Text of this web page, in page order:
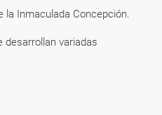
Inmaculada Concepción.
variadas